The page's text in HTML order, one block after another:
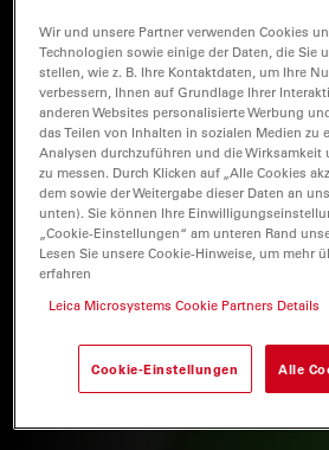
Wir und unsere Partner verwenden Cookies
Technologien sowie einige der Daten, die Sie
stellen, wie z. B. Ihre Kontaktdaten, um Ihre
verbessern, Ihnen auf Grundlage Ihrer
anderen Websites personalisierte Werbung
das Teilen von Inhalten in sozialen Medien zu
Analysen durchzuführen und die Wirksamkeit
zu messen. Durch Klicken auf „Alle Cookies
dem sowie der Weitergabe dieser Daten an
unten). Sie können Ihre
„Cookie-Einstellungen“ am unteren Rand
Lesen Sie unsere Cookie-Hinweise, um mehr
erfahren
Leica Microsystems Cookie Partners Details
Cookie-Einstellungen Alle